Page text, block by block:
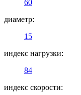
60
диаметр:
15
индекс нагрузки:
84
индекс скорости: